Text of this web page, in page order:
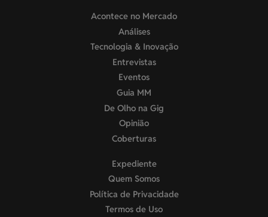
Acontece no Mercado
Análises
Tecnologia & Inovação
Entrevistas
Eventos
Guia MM
De Olho na Gig
Opinião
Coberturas
Expediente
Quem Somos
Política de Privacidade
Termos de Uso